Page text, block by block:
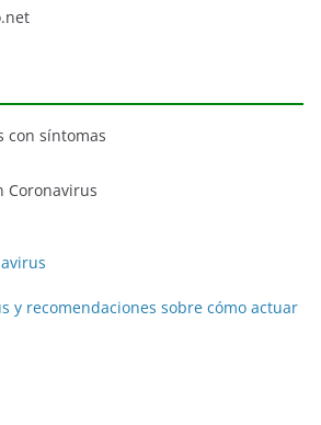
con síntomas
Coronavirus
y recomendaciones sobre cómo actuar